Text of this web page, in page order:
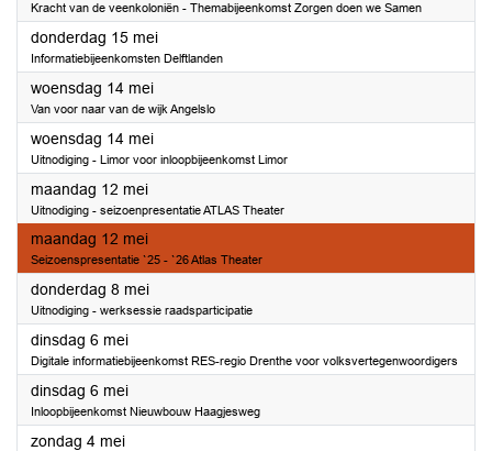
Kracht van de veenkoloniën - Themabijeenkomst Zorgen doen we Samen
donderdag 15 mei2025
Informatiebijeenkomsten Delftlanden
woensdag 14 mei2025
Van voor naar van de wijk Angelslo
woensdag 14 mei2025
Uitnodiging - Limor voor inloopbijeenkomst Limor
maandag 12 mei2025
Uitnodiging - seizoenpresentatie ATLAS Theater
maandag 12 mei2025
Seizoenspresentatie `25 - `26 Atlas Theater
donderdag 8 mei2025
Uitnodiging - werksessie raadsparticipatie
dinsdag 6 mei2025
Digitale informatiebijeenkomst RES-regio Drenthe voor volksvertegenwoordigers
dinsdag 6 mei2025
Inloopbijeenkomst Nieuwbouw Haagjesweg
zondag 4 mei2025